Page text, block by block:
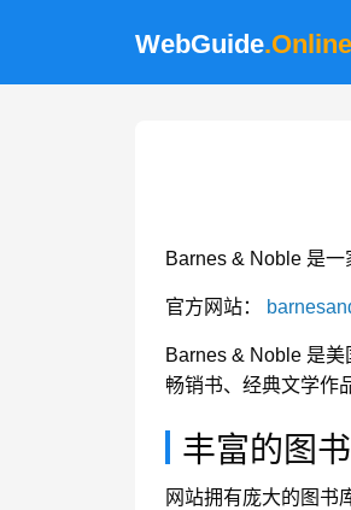
WebGuide.Online
Barnes & Noble 是
官方网站：
Barnes & Noble 是
畅销书、经典文学作
丰富的图
网站拥有庞大的图书